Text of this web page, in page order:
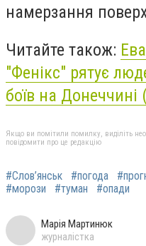
намерзання
Читайте також:
"Фенікс" рятує
боїв на
Якщо ви помітили помилку, виділіть
повідомити про це редакцію
#Слов’янськ #погода
#морози
#туман #опади
Марія Мартинюк
журналістка